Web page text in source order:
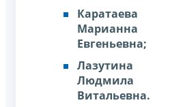
Каратаева
Марианна
Евгеньевна;
Лазутина
Людмила
Витальевна.